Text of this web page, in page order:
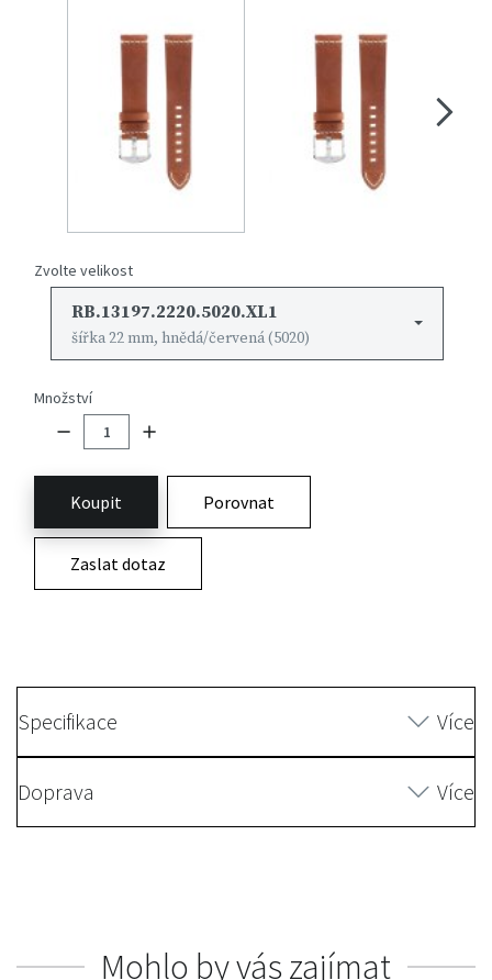
Zvolte velikost
RB.13197.2220.5020.XL1
šířka 22 mm, hnědá/červená (5020)
Množství
Koupit Porovnat
Zaslat dotaz
Specifikace Více
Doprava Více
Mohlo by vás zajímat